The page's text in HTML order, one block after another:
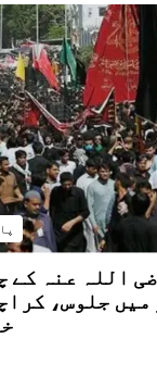
اللہ عنہ کے
میں جلوس،